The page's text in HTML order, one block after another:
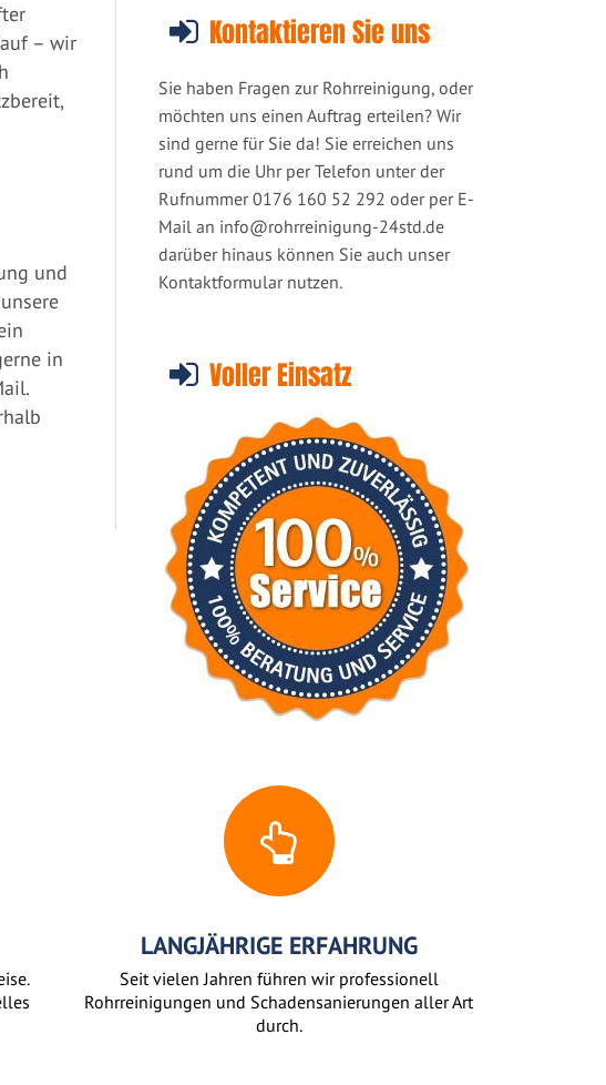
Kontaktieren Sie uns
Sie haben Fragen zur Rohrreinigung, oder
möchten uns einen Auftrag erteilen? Wir
sind gerne für Sie da! Sie erreichen uns
rund um die Uhr per Telefon unter der
Rufnummer 0176 160 52 292 oder per E-
Mail an info@rohrreinigung-24std.de
darüber hinaus können Sie auch unser
Kontaktformular nutzen.
– wir
und
in
Voller Einsatz
LANGJÄHRIGE ERFAHRUNG
Seit vielen Jahren führen wir professionell
Rohrreinigungen und Schadensanierungen aller Art
durch.